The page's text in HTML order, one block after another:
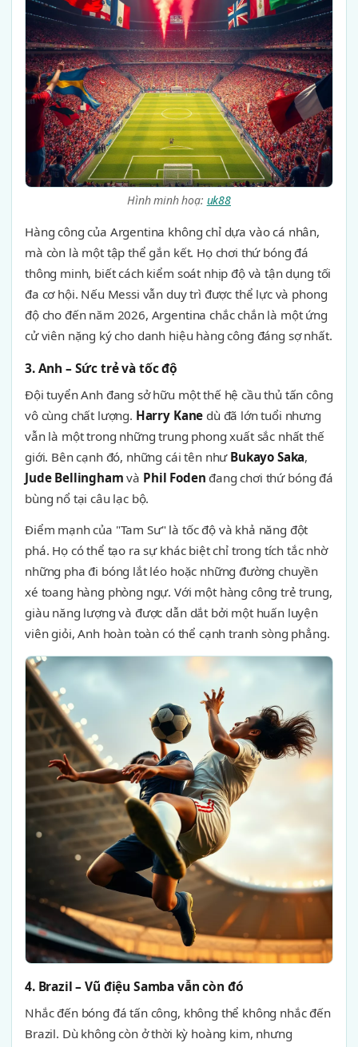
Hình minh hoạ: uk88
Hàng công của Argentina không chỉ dựa vào cá nhân,
mà còn là một tập thể gắn kết. Họ chơi thứ bóng đá
thông minh, biết cách kiểm soát nhịp độ và tận dụng tối
đa cơ hội. Nếu Messi vẫn duy trì được thể lực và phong
độ cho đến năm 2026, Argentina chắc chắn là một ứng
cử viên nặng ký cho danh hiệu hàng công đáng sợ nhất.
3. Anh – Sức trẻ và tốc độ
Đội tuyển Anh đang sở hữu một thế hệ cầu thủ tấn công
vô cùng chất lượng. Harry Kane dù đã lớn tuổi nhưng
vẫn là một trong những trung phong xuất sắc nhất thế
giới. Bên cạnh đó, những cái tên như Bukayo Saka,
Jude Bellingham và Phil Foden đang chơi thứ bóng đá
bùng nổ tại câu lạc bộ.
Điểm mạnh của "Tam Sư" là tốc độ và khả năng đột
phá. Họ có thể tạo ra sự khác biệt chỉ trong tích tắc nhờ
những pha đi bóng lắt léo hoặc những đường chuyền
xé toang hàng phòng ngự. Với một hàng công trẻ trung,
giàu năng lượng và được dẫn dắt bởi một huấn luyện
viên giỏi, Anh hoàn toàn có thể cạnh tranh sòng phẳng.
4. Brazil – Vũ điệu Samba vẫn còn đó
Nhắc đến bóng đá tấn công, không thể không nhắc đến
Brazil. Dù không còn ở thời kỳ hoàng kim, nhưng